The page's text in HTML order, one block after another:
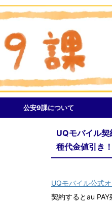
公安9課について
UQモバイル
種代金値引き！
UQモバイル公式
契約するとau